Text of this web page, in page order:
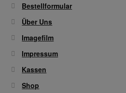
Bestellformular
Über Uns
Imagefilm
Impressum
Kassen
Shop